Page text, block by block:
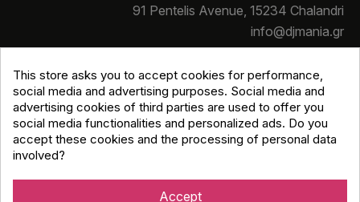
91 Pentelis Avenue, 15234 Chalandri
info@djmania.gr
+30 210 614 4068
Copyright © Djmania 2026 / All prices include 24% VAT
This store asks you to accept cookies for performance,
social media and advertising purposes. Social media and
advertising cookies of third parties are used to offer you
social media functionalities and personalized ads. Do you
accept these cookies and the processing of personal data
involved?
Accept